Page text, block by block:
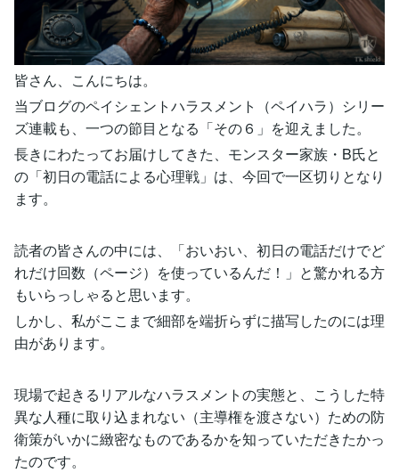
皆さん、こんにちは。
当ブログのペイシェントハラスメント（ペイハラ）シリー
ズ連載も、一つの節目となる「その６」を迎えました。
長きにわたってお届けしてきた、モンスター家族・B氏と
の「初日の電話による心理戦」は、今回で一区切りとなり
ます。
読者の皆さんの中には、「おいおい、初日の電話だけでど
れだけ回数（ページ）を使っているんだ！」と驚かれる方
もいらっしゃると思います。
しかし、私がここまで細部を端折らずに描写したのには理
由があります。
現場で起きるリアルなハラスメントの実態と、こうした特
異な人種に取り込まれない（主導権を渡さない）ための防
衛策がいかに緻密なものであるかを知っていただきたかっ
たのです。